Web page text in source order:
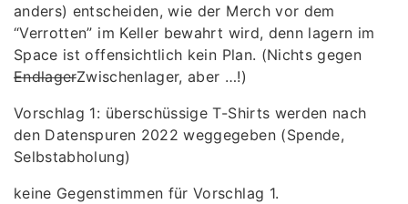
anders) entscheiden, wie der Merch vor dem
“Verrotten” im Keller bewahrt wird, denn lagern im
Space ist offensichtlich kein Plan. (Nichts gegen
EndlagerZwischenlager, aber …!)
Vorschlag 1: überschüssige T-Shirts werden nach
den Datenspuren 2022 weggegeben (Spende,
Selbstabholung)
keine Gegenstimmen für Vorschlag 1.